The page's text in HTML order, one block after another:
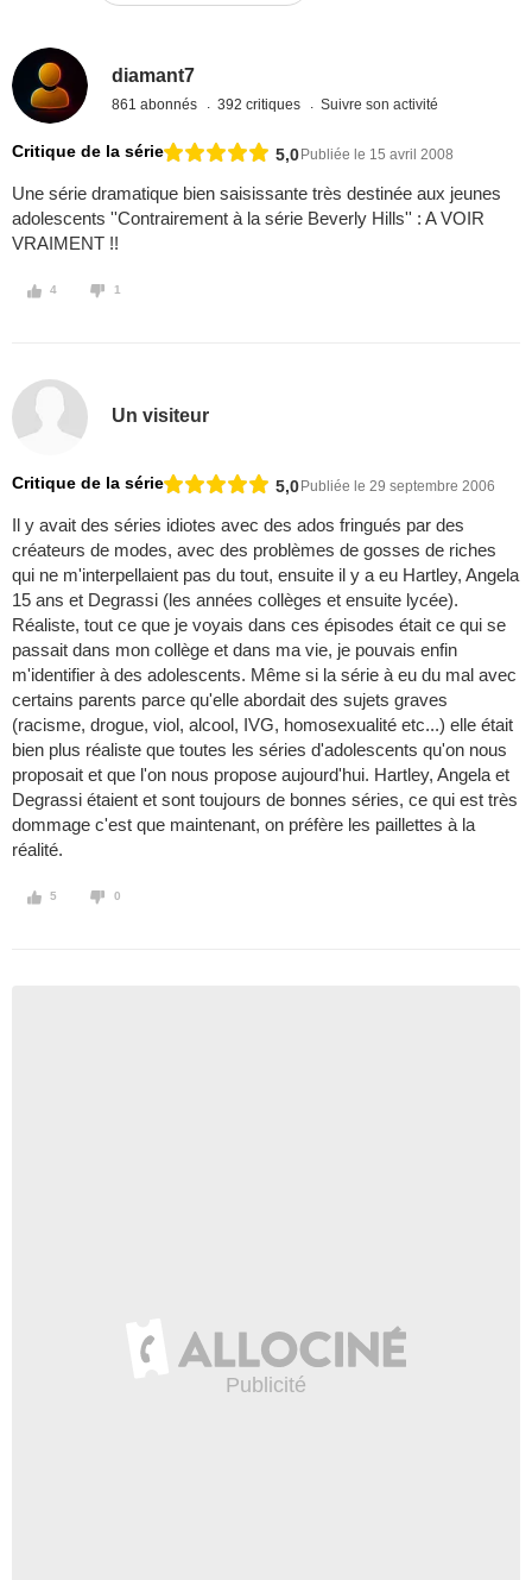
diamant7
861 abonnés 392 critiques Suivre son activité
Critique de la série 5,0Publiée le 15 avril 2008
Une série dramatique bien saisissante très destinée aux jeunes
adolescents ''Contrairement à la série Beverly Hills'' : A VOIR
VRAIMENT !!
4 1
Un visiteur
Critique de la série 5,0Publiée le 29 septembre 2006
Il y avait des séries idiotes avec des ados fringués par des
créateurs de modes, avec des problèmes de gosses de riches
qui ne m'interpellaient pas du tout, ensuite il y a eu Hartley, Angela
15 ans et Degrassi (les années collèges et ensuite lycée).
Réaliste, tout ce que je voyais dans ces épisodes était ce qui se
passait dans mon collège et dans ma vie, je pouvais enfin
m'identifier à des adolescents. Même si la série à eu du mal avec
certains parents parce qu'elle abordait des sujets graves
(racisme, drogue, viol, alcool, IVG, homosexualité etc...) elle était
bien plus réaliste que toutes les séries d'adolescents qu'on nous
proposait et que l'on nous propose aujourd'hui. Hartley, Angela et
Degrassi étaient et sont toujours de bonnes séries, ce qui est très
dommage c'est que maintenant, on préfère les paillettes à la
réalité.
5 0